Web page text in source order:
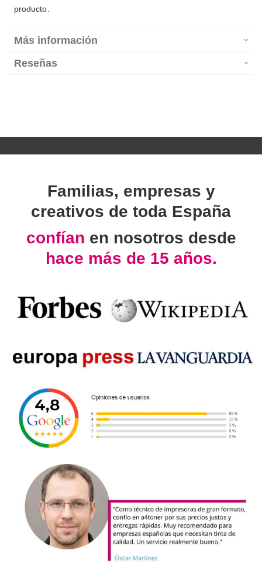
producto.
Más información
Reseñas
Familias, empresas y
creativos de toda España
confían en nosotros desde
hace más de 15 años.